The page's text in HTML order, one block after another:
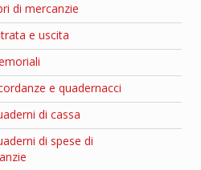
di mercanzie
e uscita
e quadernacci
di cassa
di spese di